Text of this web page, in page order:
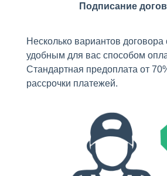
Подписание
Несколько вариантов
удобным для вас способом
Стандартная предоплата от
рассрочки платежей.